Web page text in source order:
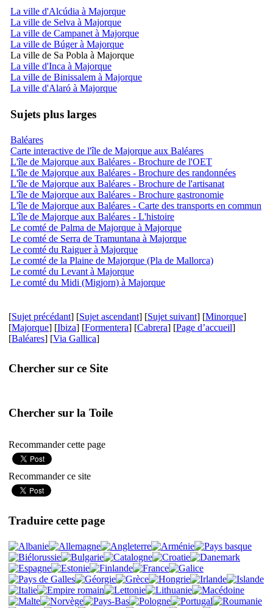
La ville d'Alcúdia à Majorque
La ville de Selva à Majorque
La ville de Campanet à Majorque
La ville de Búger à Majorque
La ville de Sa Pobla à Majorque
La ville d'Inca à Majorque
La ville de Binissalem à Majorque
La ville d'Alaró à Majorque
Sujets plus larges
Baléares
Carte interactive de l'île de Majorque aux Baléares
L'île de Majorque aux Baléares - Brochure de l'OET
L'île de Majorque aux Baléares - Brochure des randonnées
L'île de Majorque aux Baléares - Brochure de l'artisanat
L'île de Majorque aux Baléares - Brochure gastronomie
L'île de Majorque aux Baléares - Carte des transports en commun
L'île de Majorque aux Baléares - L'histoire
Le comté de Palma de Majorque à Majorque
Le comté de Serra de Tramuntana à Majorque
Le comté du Raiguer à Majorque
Le comté de la Plaine de Majorque (Pla de Mallorca)
Le comté du Levant à Majorque
Le comté du Midi (Migjorn) à Majorque
[Sujet précédant] [Sujet ascendant] [Sujet suivant] [Minorque]
[Majorque] [Ibiza] [Formentera] [Cabrera] [Page d’accueil]
[Baléares] [Via Gallica]
Chercher sur ce Site
Chercher sur la Toile
Recommander cette page
Recommander ce site
Traduire cette page